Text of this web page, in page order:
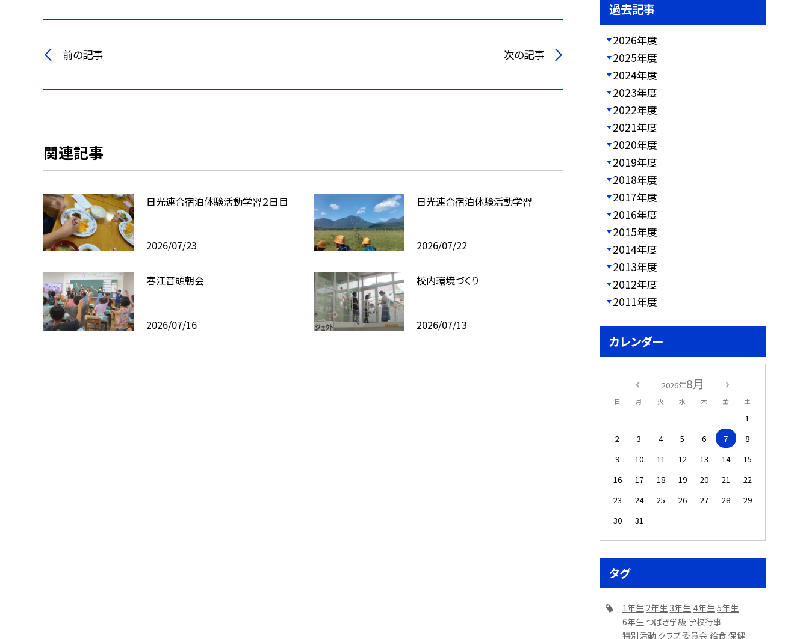
前の記事 次の記事
関連記事
日光連合宿泊体験活動学習２日目
2026/07/23
日光連合宿泊体験活動学習
2026/07/22
春江音頭朝会
2026/07/16
校内環境づくり
2026/07/13
過去記事
2026年度
2025年度
2024年度
2023年度
2022年度
2021年度
2020年度
2019年度
2018年度
2017年度
2016年度
2015年度
2014年度
2013年度
2012年度
2011年度
カレンダー
2026年8月
日 月 火 水 木 金 土
1
2
3 4 5 6 7
8
9
10 11 12 13 14
15
16
17 18 19 20 21
22
23
24 25 26 27 28
29
30
31
タグ
1年生 2年生 3年生 4年生 5年生
6年生 つばき学級学校行事
特別活動 クラブ委員会 給食 保健